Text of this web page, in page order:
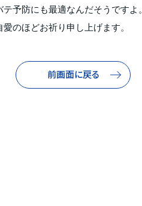
予防にも最適なんだそうですよ。
のほどお祈り申し上げます。
前画面に戻る